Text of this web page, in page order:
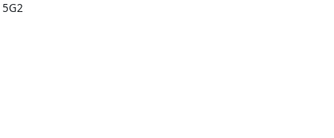
5G2